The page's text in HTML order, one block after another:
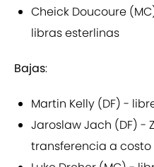
Cheick Doucoure
libras esterlinas
Bajas:
Martin Kelly (DF) -
Jaroslaw Jach (DF) -
transferencia a